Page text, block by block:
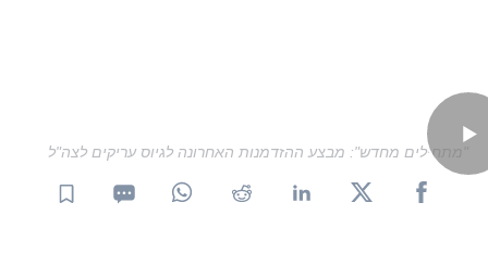
"מתחילים מחדש": מבצע ההזדמנות האחרונה לגיוס עריקים לצה"ל